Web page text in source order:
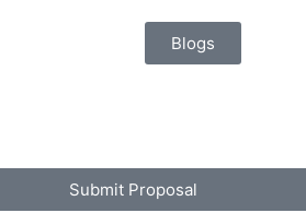
Blogs
Submit Proposal